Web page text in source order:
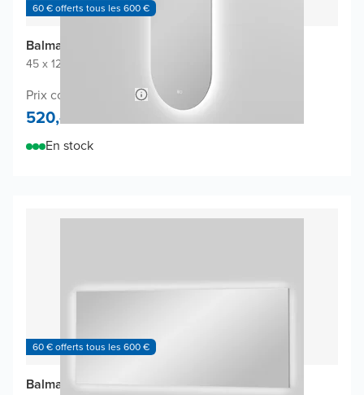
60 € offerts tous les 600 €
Balmani Giro Touch miroir
45 x 120 cm
Prix conseillé 840,-
520,-
En stock
60 € offerts tous les 600 €
Balmani Giro miroir